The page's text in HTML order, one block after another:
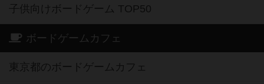
子供向けボードゲーム TOP50
ボードゲームカフェ
東京都のボードゲームカフェ